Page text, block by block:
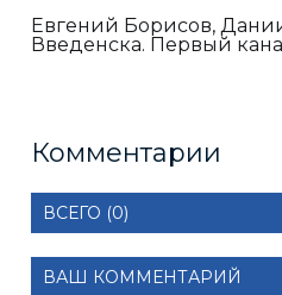
Евгений Борисов,
Введенска. Первый
Комментарии
ВСЕГО (0)
ВАШ КОММЕНТАРИЙ